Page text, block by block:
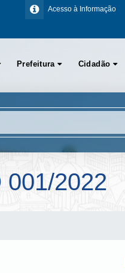
Acesso à Informação
Prefeitura Cidadão
001/2022